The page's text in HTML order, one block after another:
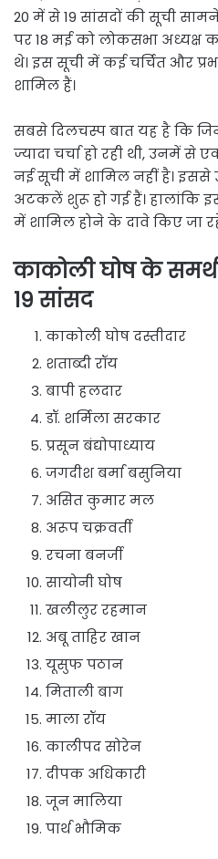
20 में से 19 सांसदों की सूची
पर 18 मई को लोकसभा अध्यक्ष
थे। इस सूची में कई चर्चित और
शामिल हैं।
सबसे दिलचस्प बात यह है कि
ज्यादा चर्चा हो रही थी, उनमें से
नई सूची में शामिल नहीं है।
अटकलें शुरू हो गई हैं। हालांकि
में शामिल होने के दावे किए जा
काकोली घोष के
19 सांसद
काकोली घोष दस्तीदार
शताब्दी रॉय
बापी हलदार
डॉ. शर्मिला सरकार
प्रसून बंद्योपाध्याय
जगदीश बर्मा बसुनिया
असित कुमार मल
अरूप चक्रवर्ती
रचना बनर्जी
सायोनी घोष
खलीलुर रहमान
अबू ताहिर खान
यूसुफ पठान
मिताली बाग
माला रॉय
कालीपद सोरेन
दीपक अधिकारी
जून मालिया
पार्थ भौमिक